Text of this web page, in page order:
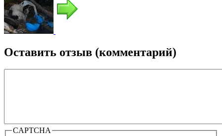
Оставить отзыв (комментарий)
CAPTCHA